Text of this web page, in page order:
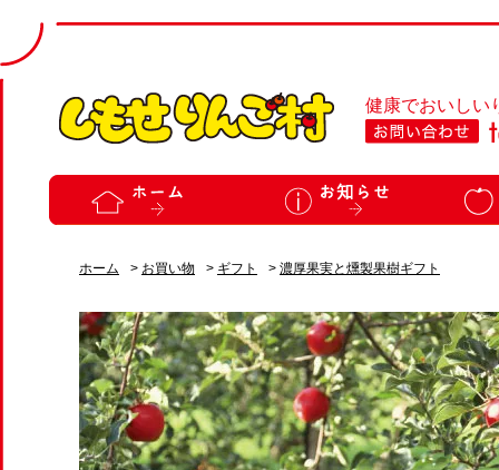
健康でおいし
ホーム > お買い物 > ギフト > 濃厚果実と燻製果樹ギフト